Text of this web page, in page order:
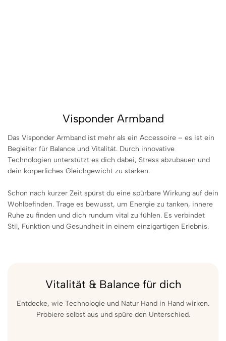
Visponder Armband
Das Visponder Armband ist mehr als ein Accessoire – es ist ein
Begleiter für Balance und Vitalität. Durch innovative
Technologien unterstützt es dich dabei, Stress abzubauen und
dein körperliches Gleichgewicht zu stärken.
Schon nach kurzer Zeit spürst du eine spürbare Wirkung auf dein
Wohlbefinden. Trage es bewusst, um Energie zu tanken, innere
Ruhe zu finden und dich rundum vital zu fühlen. Es verbindet
Stil, Funktion und Gesundheit in einem einzigartigen Erlebnis.
Vitalität & Balance für dich
Entdecke, wie Technologie und Natur Hand in Hand wirken.
Probiere selbst aus und spüre den Unterschied.